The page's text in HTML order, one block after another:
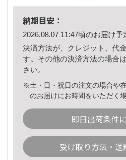
納期目安：
2026.08.07 11:47頃のお届け予
決済方法が、クレジット、代
す。その他の決済方法の場合は
さい。
※土・日・祝日の注文の場合や
のお届けにお時間をいただく
即日出荷条件
受け取り方法・送